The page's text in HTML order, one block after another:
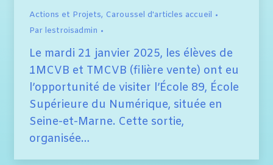
Actions et Projets, Caroussel d'articles accueil
Par lestroisadmin
Le mardi 21 janvier 2025, les élèves de
1MCVB et TMCVB (filière vente) ont eu
l’opportunité de visiter l’École 89, École
Supérieure du Numérique, située en
Seine-et-Marne. Cette sortie,
organisée…